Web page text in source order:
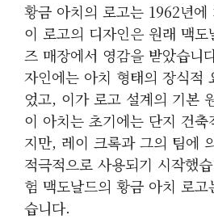
황금 아치의 로고는 1962년에
이 로고의 디자인은 원래 맥도
즈 매장에서 영감을 받았습니
자인에는 아치 형태의 장식적
었고, 이가 로고 설계의 기본
이 아치는 초기에는 단지 건축
지만, 레이 크록과 그의 팀에
적극적으로 사용되기 시작했
험 맥도날드의 황금 아치 로
습니다.